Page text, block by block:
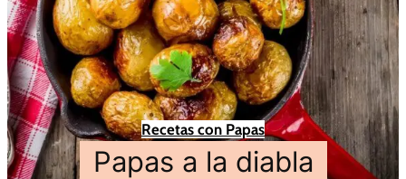
Recetas con Papas
Papas a la diabla